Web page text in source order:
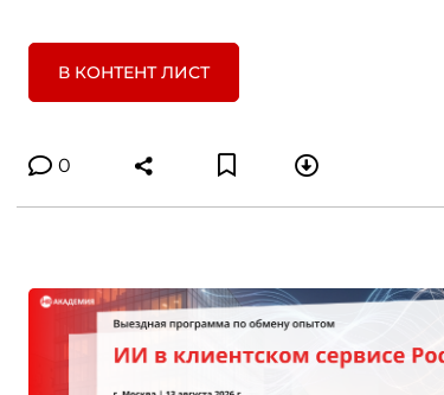
В КОНТЕНТ ЛИСТ
0